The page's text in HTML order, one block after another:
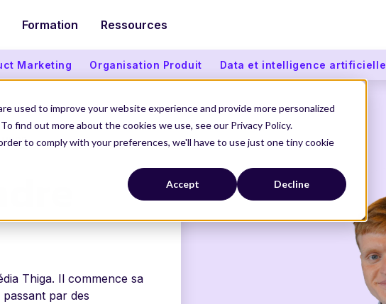
used to improve your website experience and provide more personalized
find out more about the cookies we use, see our Privacy Policy.
to comply with your preferences, we'll have to use just one tiny cookie
Accept Decline
Formation Ressources
Marketing Organisation Produit Data et intelligence artificielle
Thiga. Il commence sa
par des